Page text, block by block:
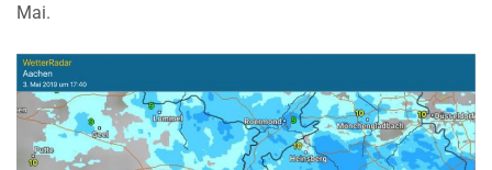
Mai.